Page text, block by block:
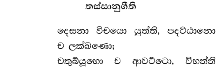
තස්සානුගීති
දෙසනා විචයො යුත්ති, පදට්ඨානො
ච ලක්ඛණො;
චතුබ්යූහො ච ආවට්ටො, විභත්ති